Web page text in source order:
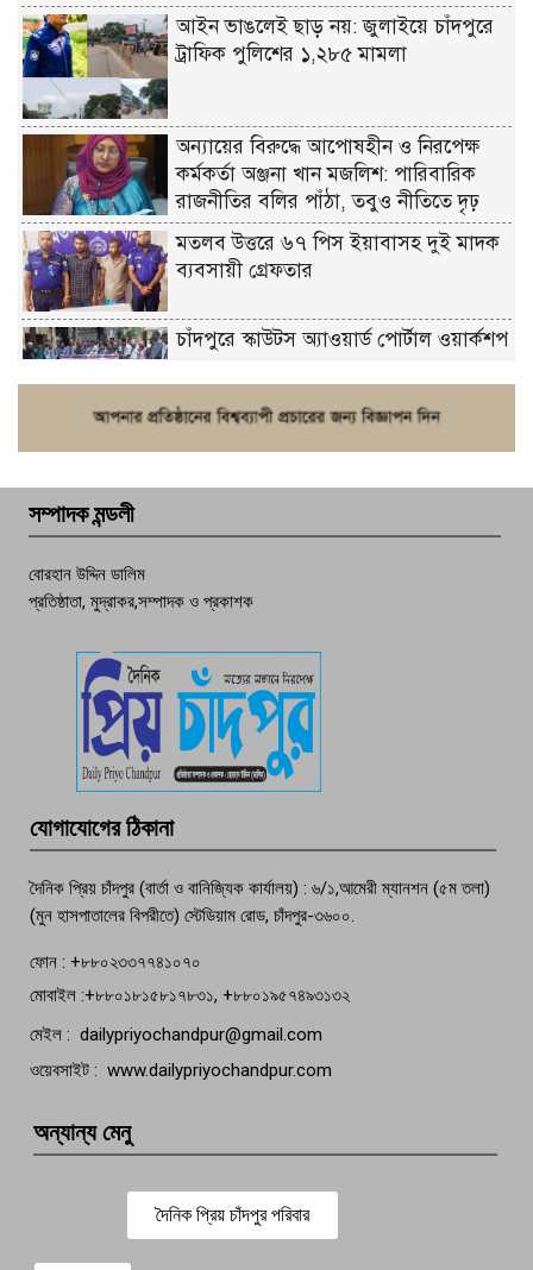
আইন ভাঙলেই ছাড় নয়: জুলাইয়ে চাঁদপুরে
ট্রাফিক পুলিশের ১,২৮৫ মামলা
অন্যায়ের বিরুদ্ধে আপোষহীন ও নিরপেক্ষ
কর্মকর্তা অঞ্জনা খান মজলিশ: পারিবারিক
রাজনীতির বলির পাঁঠা, তবুও নীতিতে দৃঢ়
মতলব উত্তরে ৬৭ পিস ইয়াবাসহ দুই মাদক
ব্যবসায়ী গ্রেফতার
চাঁদপুরে স্কাউটস অ্যাওয়ার্ড পোর্টাল ওয়ার্কশপ
পচা দুর্গন্ধে ৯৯৯-এ ফোন, ফরিদগঞ্জে
তরুণের অর্ধগলিত লাশ উদ্ধার
বেঁচে নেই, বিভিন্ন সংগঠনের শোক
সম্পাদক মন্ডলী
বোরহান উদ্দিন ডালিম
প্রতিষ্ঠাতা, মুদ্রাকর,সম্পাদক ও প্রকাশক
যোগাযোগের ঠিকানা
দৈনিক প্রিয় চাঁদপুর (বার্তা ও বানিজ্যিক কার্যালয়) : ৬/১,আমেরী ম্যানশন (৫ম তলা)
(মুন হাসপাতালের বিপরীতে) স্টেডিয়াম রোড, চাঁদপুর-৩৬০০.
ফোন : +৮৮০২৩৩৭৭৪১০৭০
মোবাইল :+৮৮০১৮১৫৮১৭৮৩১, +৮৮০১৯৫৭৪৯৩১৩২
মেইল : dailypriyochandpur@gmail.com
ওয়েবসাইট : www.dailypriyochandpur.com
অন্যান্য মেনু
দৈনিক প্রিয় চাঁদপুর পরিবার